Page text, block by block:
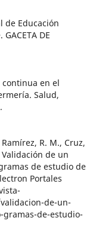
de Educación
DE
continua en el
Salud,
R. M., Cruz,
Validación de un
de estudio de
Portales
de-un-
de-estudio-